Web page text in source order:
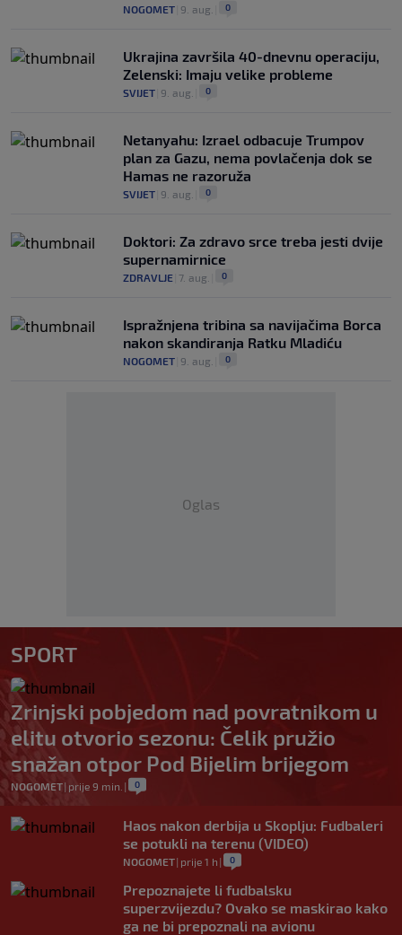
NOGOMET 9. aug. 0
Ukrajina završila 40-dnevnu operaciju,
Zelenski: Imaju velike probleme
SVIJET 9. aug. 0
Netanyahu: Izrael odbacuje Trumpov
plan za Gazu, nema povlačenja dok se
Hamas ne razoruža
SVIJET 9. aug. 0
Doktori: Za zdravo srce treba jesti dvije
supernamirnice
ZDRAVLJE 7. aug. 0
Ispražnjena tribina sa navijačima Borca
nakon skandiranja Ratku Mladiću
NOGOMET 9. aug. 0
Oglas
SPORT
Zrinjski pobjedom nad povratnikom u
elitu otvorio sezonu: Čelik pružio
snažan otpor Pod Bijelim brijegom
NOGOMET| prije 9 min. | 0
Haos nakon derbija u Skoplju: Fudbaleri
se potukli na terenu (VIDEO)
NOGOMET| prije 1 h | 0
Prepoznajete li fudbalsku
superzvijezdu? Ovako se maskirao kako
ga ne bi prepoznali na avionu